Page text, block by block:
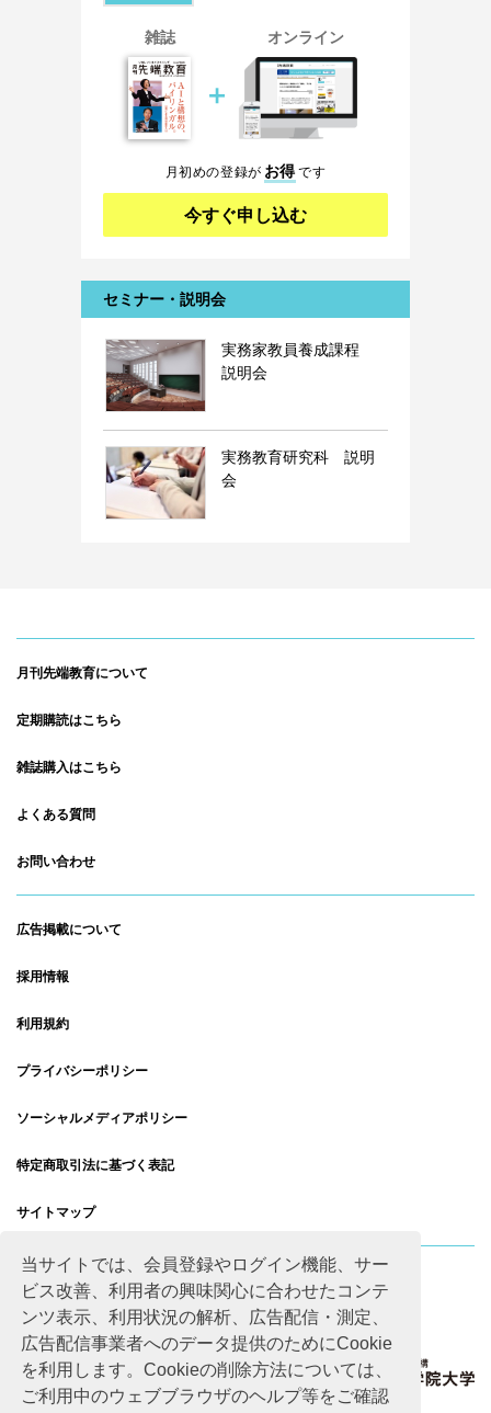
当サイトでは、会員登録やログイン機能、サー
ビス改善、利用者の興味関心に合わせたコンテ
ンツ表示、利用状況の解析、広告配信・測定、
広告配信事業者へのデータ提供のためにCookie
を利用します。Cookieの削除方法については、
ご利用中のウェブブラウザのヘルプ等をご確認
雑誌
＋
オンライン
月初めの登録が お得です
今すぐ申し込む
セミナー・説明会
実務家教員養成課程
説明会
実務教育研究科 説明
会
月刊先端教育について
定期購読はこちら
雑誌購入はこちら
よくある質問
お問い合わせ
広告掲載について
採用情報
利用規約
プライバシーポリシー
ソーシャルメディアポリシー
特定商取引法に基づく表記
サイトマップ